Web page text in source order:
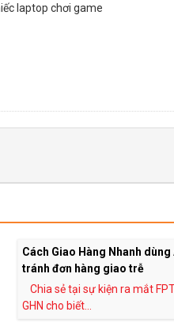
laptop chơi game
Cách Giao Hàng Nhanh
tránh đơn hàng giao trễ
Chia sẻ tại sự kiện ra mắt
GHN cho biết...